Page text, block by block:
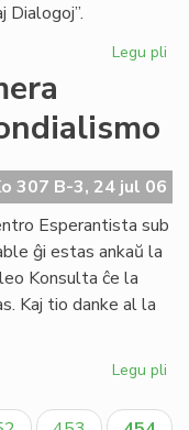
Dialogoj”.
Legu pli
307 B-3, 24 jul 06
Esperantista sub
ĝi estas ankaŭ la
Konsulta ĉe la
Kaj tio danke al la
Legu pli
de